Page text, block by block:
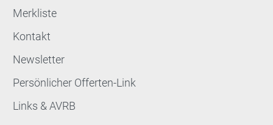
Merkliste
Kontakt
Newsletter
Persönlicher Offerten-Link
Links & AVRB